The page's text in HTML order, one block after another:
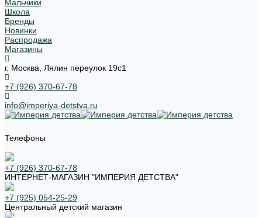
Мальчики
Школа
Бренды
Новинки
Распродажа
Магазины
г. Москва, Лялин переулок 19с1
+7 (926) 370-67-78
info@imperiya-detstva.ru
Телефоны
+7 (926) 370-67-78
ИНТЕРНЕТ-МАГАЗИН "ИМПЕРИЯ ДЕТСТВА"
+7 (925) 054-25-29
Центральный детский магазин